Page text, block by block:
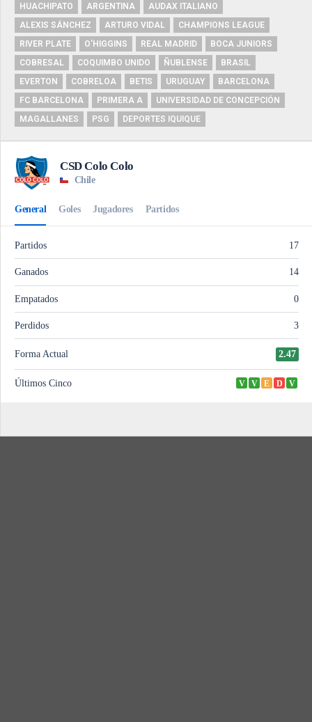
HUACHIPATO
ARGENTINA
AUDAX ITALIANO
ALEXIS SÁNCHEZ
ARTURO VIDAL
CHAMPIONS LEAGUE
RIVER PLATE
O'HIGGINS REAL MADRID
BOCA JUNIORS
COBRESAL
COQUIMBO UNIDO ÑUBLENSE
BRASIL
EVERTON
COBRELOA BETIS URUGUAY
BARCELONA
FC BARCELONA
PRIMERA A
UNIVERSIDAD DE CONCEPCIÓN
MAGALLANES
PSG DEPORTES IQUIQUE